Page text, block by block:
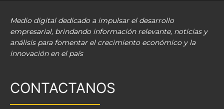
Medio digital dedicado a impulsar el desarrollo
empresarial, brindando información relevante, noticias y
análisis para fomentar el crecimiento económico y la
innovación en el país
CONTACTANOS